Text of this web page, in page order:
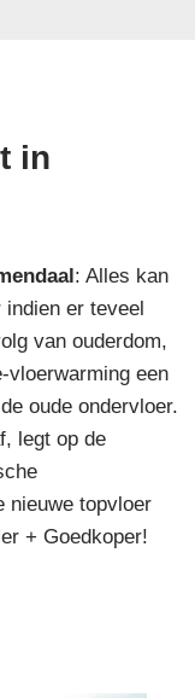
in
: Alles kan
indien er teveel
van ouderdom,
vloerwarming een
oude ondervloer.
legt op de
nieuwe topvloer
+ Goedkoper!